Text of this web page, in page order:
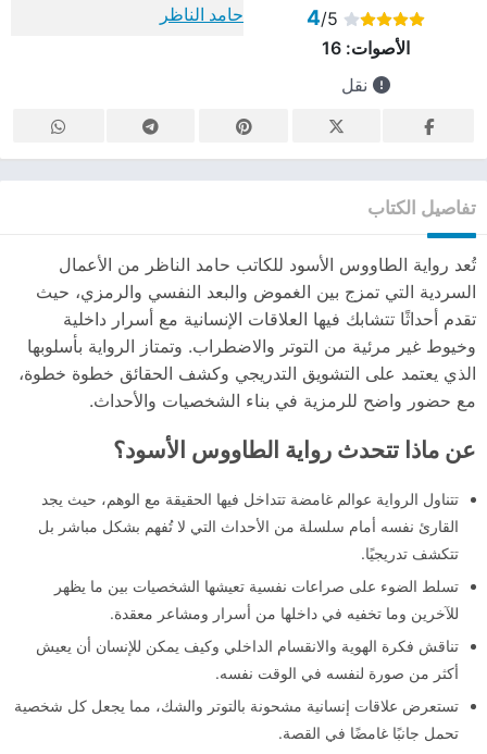
4/5
الأصوات:16
نقل
حامد الناظر
تفاصيل الكتاب
تُعد رواية الطاووس الأسود للكاتب حامد الناظر من الأعمال
السردية التي تمزج بين الغموض والبعد النفسي والرمزي، حيث
تقدم أحداثًا تتشابك فيها العلاقات الإنسانية مع أسرار داخلية
وخيوط غير مرئية من التوتر والاضطراب. وتمتاز الرواية بأسلوبها
الذي يعتمد على التشويق التدريجي وكشف الحقائق خطوة خطوة،
مع حضور واضح للرمزية في بناء الشخصيات والأحداث.
عن ماذا تتحدث رواية الطاووس الأسود؟
تتناول الرواية عوالم غامضة تتداخل فيها الحقيقة مع الوهم، حيث يجد
القارئ نفسه أمام سلسلة من الأحداث التي لا تُفهم بشكل مباشر بل
تتكشف تدريجيًا.
تسلط الضوء على صراعات نفسية تعيشها الشخصيات بين ما يظهر
للآخرين وما تخفيه في داخلها من أسرار ومشاعر معقدة.
تناقش فكرة الهوية والانقسام الداخلي وكيف يمكن للإنسان أن يعيش
أكثر من صورة لنفسه في الوقت نفسه.
تستعرض علاقات إنسانية مشحونة بالتوتر والشك، مما يجعل كل شخصية
تحمل جانبًا غامضًا في القصة.